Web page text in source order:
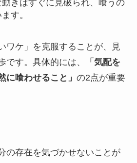
きはすぐに見破られ、喰うの
す。
ワケ」を克服することが、見
です。具体的には、
「気配を
に喰わせること」 の2点が重要
の存在を気づかせないことが